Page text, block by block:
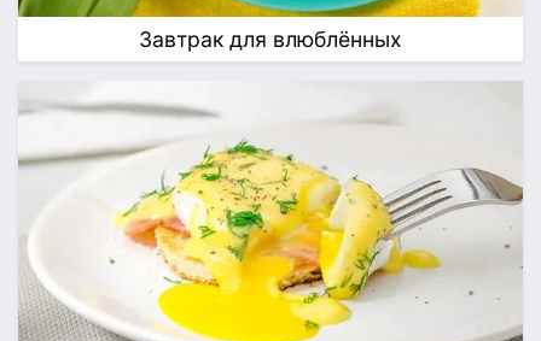
Завтрак для влюблённых